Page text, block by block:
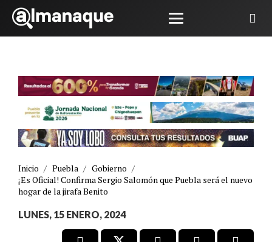
Inicio / Puebla / Gobierno /
¡Es Oficial! Confirma Sergio Salomón que Puebla será el nuevo
hogar de la jirafa Benito
LUNES, 15 ENERO, 2024